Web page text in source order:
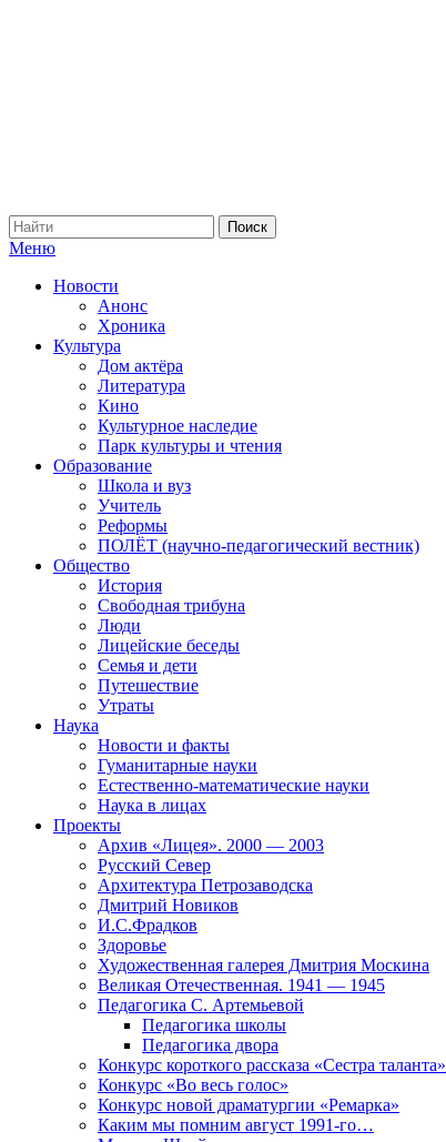
Меню
Новости
Анонс
Хроника
Культура
Дом актёра
Литература
Кино
Культурное наследие
Парк культуры и чтения
Образование
Школа и вуз
Учитель
Реформы
ПОЛЁТ (научно-педагогический вестник)
Общество
История
Свободная трибуна
Люди
Лицейские беседы
Семья и дети
Путешествие
Утраты
Наука
Новости и факты
Гуманитарные науки
Естественно-математические науки
Наука в лицах
Проекты
Архив «Лицея». 2000 — 2003
Русский Север
Архитектура Петрозаводска
Дмитрий Новиков
И.С.Фрадков
Здоровье
Художественная галерея Дмитрия Москина
Великая Отечественная. 1941 — 1945
Педагогика С. Артемьевой
Педагогика школы
Педагогика двора
Конкурс короткого рассказа «Сестра таланта»
Конкурс «Во весь голос»
Конкурс новой драматургии «Ремарка»
Каким мы помним август 1991-го…